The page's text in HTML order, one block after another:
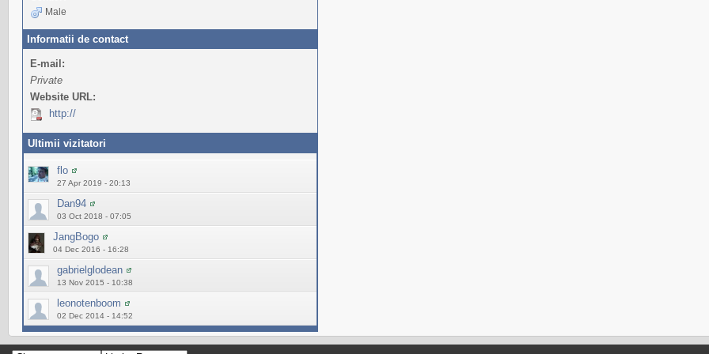
Male
Informatii de contact
E-mail:
Private
Website URL:
http://
Ultimii vizitatori
flo
27 Apr 2019 - 20:13
Dan94
03 Oct 2018 - 07:05
JangBogo
04 Dec 2016 - 16:28
gabrielglodean
13 Nov 2015 - 10:38
leonotenboom
02 Dec 2014 - 14:52